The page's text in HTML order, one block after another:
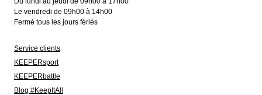
Le vendredi de 09h00 à 14h00
Fermé tous les jours fériés
Service clients
KEEPERsport
KEEPERbattle
Blog #KeepItAll